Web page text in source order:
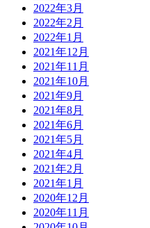
2022年3月
2022年2月
2022年1月
2021年12月
2021年11月
2021年10月
2021年9月
2021年8月
2021年6月
2021年5月
2021年4月
2021年2月
2021年1月
2020年12月
2020年11月